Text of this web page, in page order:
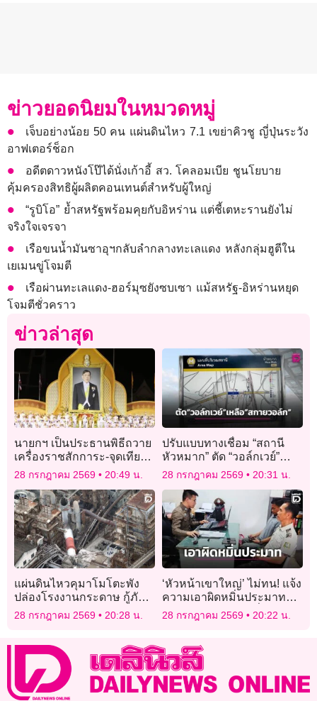
ข่าวยอดนิยมในหมวดหมู่
เจ็บอย่างน้อย 50 คน แผ่นดินไหว 7.1 เขย่าคิวชู ญี่ปุ่นระวัง
อาฟเตอร์ช็อก
อดีตดาวหนังโป๊ได้นั่งเก้าอี้ สว. โคลอมเบีย ชูนโยบาย
คุ้มครองสิทธิผู้ผลิตคอนเทนต์สำหรับผู้ใหญ่
“รูบิโอ” ย้ำสหรัฐพร้อมคุยกับอิหร่าน แต่ชี้เตหะรานยังไม่
จริงใจเจรจา
เรือขนน้ำมันซาอุฯกลับลำกลางทะเลแดง หลังกลุ่มฮูตีใน
เยเมนขู่โจมตี
เรือผ่านทะเลแดง-ฮอร์มุซยังซบเซา แม้สหรัฐ-อิหร่านหยุด
โจมตีชั่วคราว
ข่าวล่าสุด
นายกฯ เป็นประธานพิธีถวาย
เครื่องราชสักการะ-จุดเทียน
ถวายพระพรชัยมงคลเฉลิม
พระชนมพรรษาพระบาท
สมเด็จพระเจ้าอยู่หัว
28 กรกฎาคม 2569 20:49 น.
ปรับแบบทางเชื่อม “สถานี
หัวหมาก” ตัด “วอล์กเวย์”
เหลือแค่ “สกายวอล์ก”
28 กรกฎาคม 2569 20:31 น.
แผ่นดินไหวคุมาโมโตะพัง
ปล่องโรงงานกระดาษ กู้ภัย
เร่งค้นหาผู้สูญหาย
28 กรกฎาคม 2569 20:28 น.
‘หัวหน้าเขาใหญ่’ ไม่ทน! แจ้ง
ความเอาผิดหมิ่นประมาท
เพจชมรมจิตอาสาเพื่อผู้
พิทักษ์ทรัพยากรประเทศไทย
28 กรกฎาคม 2569 20:22 น.